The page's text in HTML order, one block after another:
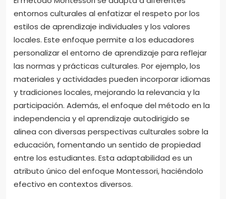
entornos culturales al enfatizar el respeto por los
estilos de aprendizaje individuales y los valores
locales. Este enfoque permite a los educadores
personalizar el entorno de aprendizaje para reflejar
las normas y prácticas culturales. Por ejemplo, los
materiales y actividades pueden incorporar idiomas
y tradiciones locales, mejorando la relevancia y la
participación. Además, el enfoque del método en la
independencia y el aprendizaje autodirigido se
alinea con diversas perspectivas culturales sobre la
educación, fomentando un sentido de propiedad
entre los estudiantes. Esta adaptabilidad es un
atributo único del enfoque Montessori, haciéndolo
efectivo en contextos diversos.